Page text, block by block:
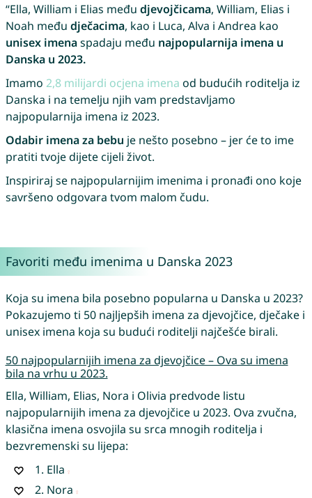
“Ella, William i Elias među djevojčicama, William, Elias i
Noah među dječacima, kao i Luca, Alva i Andrea kao
unisex imenaspadaju među najpopularnija imena u
Danska u 2023.
Imamo 2,8 milijardi ocjena imena od budućih roditelja iz
Danska i na temelju njih vam predstavljamo
najpopularnija imena iz 2023.
Odabir imena za bebu je nešto posebno – jer će to ime
pratiti tvoje dijete cijeli život.
Inspiriraj se najpopularnijim imenima i pronađi ono koje
savršeno odgovara tvom malom čudu.
Favoriti među imenima u Danska 2023
Koja su imena bila posebno popularna u Danska u 2023?
Pokazujemo ti 50 najljepših imena za djevojčice, dječake i
unisex imena koja su budući roditelji najčešće birali.
50 najpopularnijih imena za djevojčice – Ova su imena
bila na vrhu u 2023.
Ella, William, Elias, Nora i Olivia predvode listu
najpopularnijih imena za djevojčice u 2023. Ova zvučna,
klasična imena osvojila su srca mnogih roditelja i
bezvremenski su lijepa:
1. Ella
2. Nora